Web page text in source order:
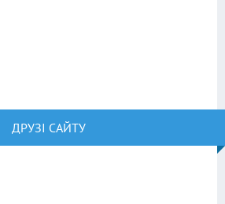
ДРУЗІ САЙТУ